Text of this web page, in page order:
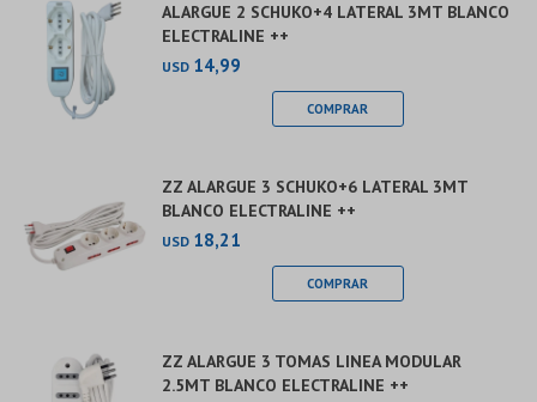
ALARGUE 2 SCHUKO+4 LATERAL 3MT BLANCO
ELECTRALINE ++
USD 14,99
ZZ ALARGUE 3 SCHUKO+6 LATERAL 3MT
BLANCO ELECTRALINE ++
USD 18,21
ZZ ALARGUE 3 TOMAS LINEA MODULAR
2.5MT BLANCO ELECTRALINE ++